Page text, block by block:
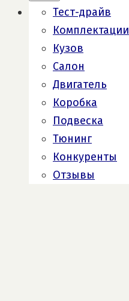
Тест-драйв
Комплектации
Кузов
Салон
Двигатель
Коробка
Подвеска
Тюнинг
Конкуренты
Отзывы